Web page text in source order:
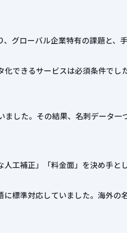
グローバル企業特有の課題と、
できるサービスは必須条件で
した。その結果、名刺データ
工補正」「料金面」を決め手と
標準対応していました。海外